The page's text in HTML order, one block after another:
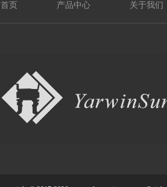
首页 产品中心 关于我们